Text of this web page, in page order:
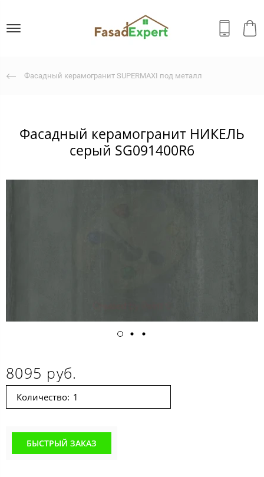
Фасадный керамогранит SUPERMAXI под металл
Фасадный керамогранит НИКЕЛЬ
серый SG091400R6
8095 руб.
Количество:
БЫСТРЫЙ ЗАКАЗ